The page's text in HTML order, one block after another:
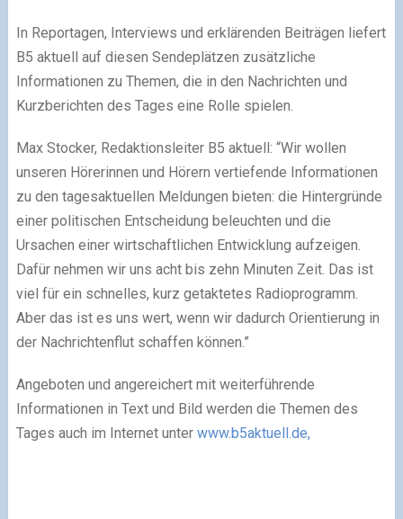
In Reportagen, Interviews und erklärenden Beiträgen liefert
B5 aktuell auf diesen Sendeplätzen zusätzliche
Informationen zu Themen, die in den Nachrichten und
Kurzberichten des Tages eine Rolle spielen.
Max Stocker, Redaktionsleiter B5 aktuell: “Wir wollen
unseren Hörerinnen und Hörern vertiefende Informationen
zu den tagesaktuellen Meldungen bieten: die Hintergründe
einer politischen Entscheidung beleuchten und die
Ursachen einer wirtschaftlichen Entwicklung aufzeigen.
Dafür nehmen wir uns acht bis zehn Minuten Zeit. Das ist
viel für ein schnelles, kurz getaktetes Radioprogramm.
Aber das ist es uns wert, wenn wir dadurch Orientierung in
der Nachrichtenflut schaffen können.”
Angeboten und angereichert mit weiterführende
Informationen in Text und Bild werden die Themen des
Tages auch im Internet unter www.b5aktuell.de,